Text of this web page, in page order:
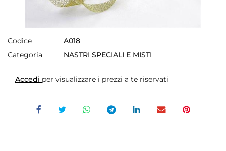
Codice
A018
Categoria
NASTRI SPECIALI E MISTI
Accedi per visualizzare i prezzi a te riservati